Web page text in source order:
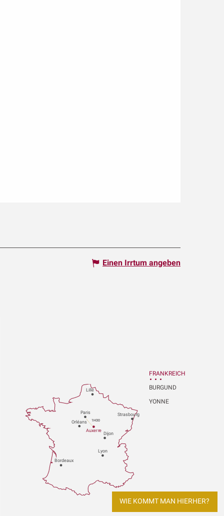
Einen Irrtum angeben
Paris
Dijon
Orléans
Bordeaux
Lyon
Auxerre
Strasbourg
Lille
1H30
FRANKREICH
BURGUND
YONNE
WIE KOMMT MAN HIERHER?